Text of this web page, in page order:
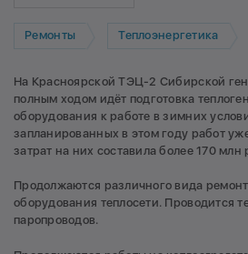
Ремонты Теплоэнергетика
На Красноярской ТЭЦ-2 Сибирской
полным ходом идёт подготовка
оборудования к работе в зимних
запланированных в этом году работ
затрат на них составила более 170 млн
Продолжаются различного вида
оборудования теплосети. Проводится
паропроводов.